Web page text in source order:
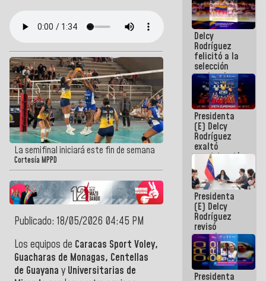
La semifinal iniciará este fin de semana
Cortesía MPPD
Publicado: 18/05/2026 04:45 PM
Los equipos de Caracas Sport Voley,
Guacharas de Monagas, Centellas
de Guayana y Universitarias de
Delcy
Rodríguez
felicitó a la
selección
nacional
masculina
de voleibol
campeona
de la Copa
Panamericana
Sub-17
Presidenta
(E) Delcy
Rodríguez
exaltó
participación
de
Venezuela
en Juegos
Centroamericanos
y del Caribe
2026
Presidenta
(E) Delcy
Rodríguez
revisó
agenda
económica y
ejecución de
fondos de
emergencia
Presidenta